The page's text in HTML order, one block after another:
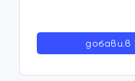
добави.в